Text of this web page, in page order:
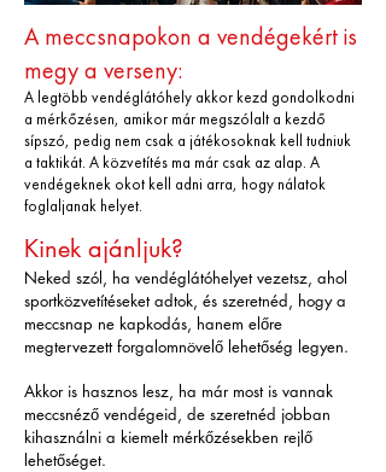
A meccsnapokon a vendégekért is
megy a verseny:
A legtöbb vendéglátóhely akkor kezd gondolkodni
a mérkőzésen, amikor már megszólalt a kezdő
sípszó, pedig nem csak a játékosoknak kell tudniuk
a taktikát. A közvetítés ma már csak az alap. A
vendégeknek okot kell adni arra, hogy nálatok
foglaljanak helyet.
Kinek ajánljuk?
Neked szól, ha vendéglátóhelyet vezetsz, ahol
sportközvetítéseket adtok, és szeretnéd, hogy a
meccsnap ne kapkodás, hanem előre
megtervezett forgalomnövelő lehetőség legyen.
Akkor is hasznos lesz, ha már most is vannak
meccsnéző vendégeid, de szeretnéd jobban
kihasználni a kiemelt mérkőzésekben rejlő
lehetőséget.